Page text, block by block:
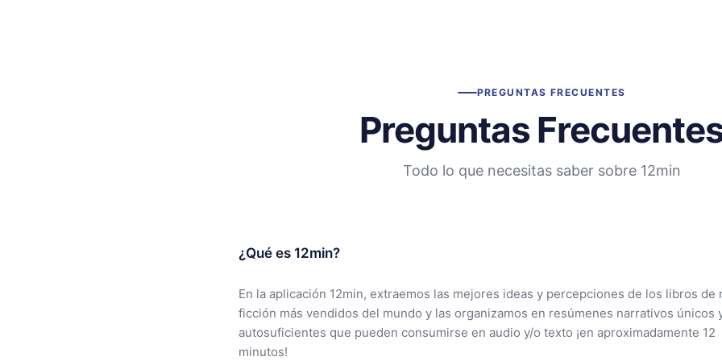
PREGUNTAS FRECUENTES
Preguntas
Todo lo que necesitas saber sobre 12min
¿Qué es 12min?
En la aplicación 12min, extraemos las mejores ideas y percepciones de los libros de
ficción más vendidos del mundo y las organizamos en resúmenes narrativos únicos
autosuficientes que pueden consumirse en audio y/o texto ¡en aproximadamente 12
minutos!